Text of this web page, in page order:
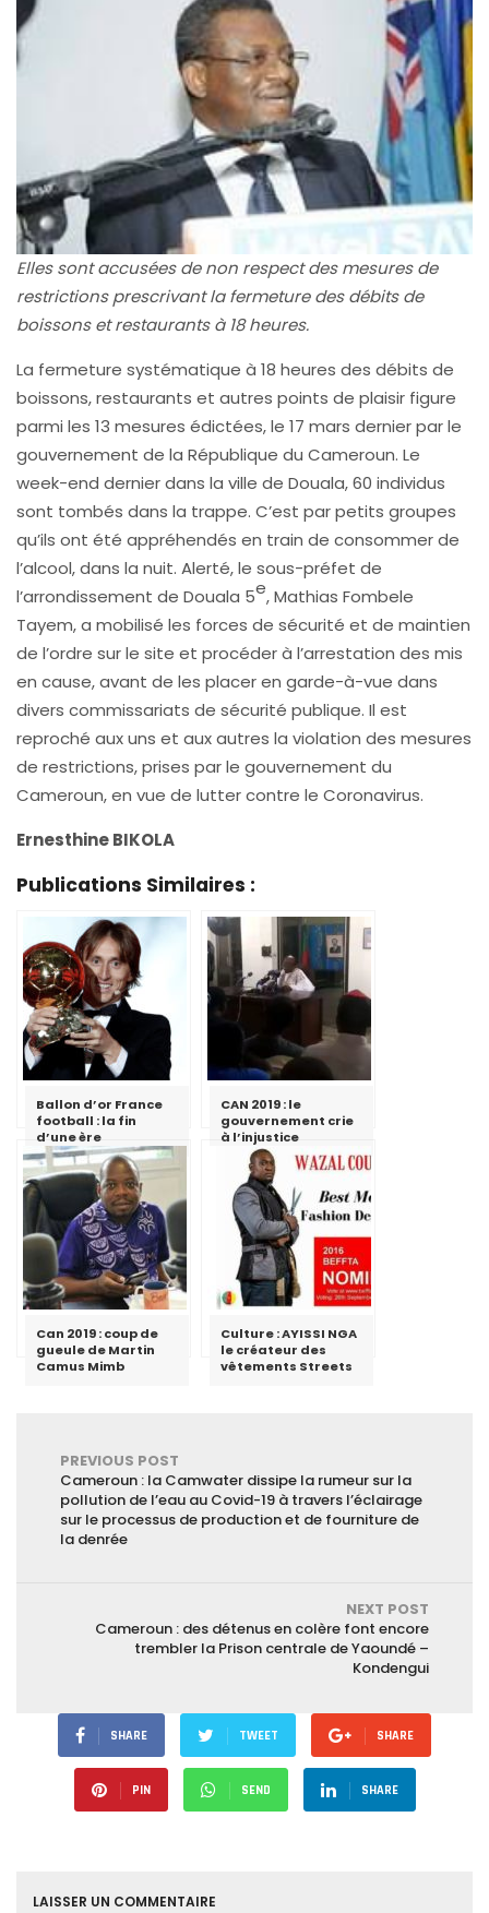
Elles sont accusées de non respect des mesures de
restrictions prescrivant la fermeture des débits de
boissons et restaurants à 18 heures.
La fermeture systématique à 18 heures des débits de
boissons, restaurants et autres points de plaisir figure
parmi les 13 mesures édictées, le 17 mars dernier par le
gouvernement de la République du Cameroun. Le
week-end dernier dans la ville de Douala, 60 individus
sont tombés dans la trappe. C’est par petits groupes
qu’ils ont été appréhendés en train de consommer de
l’alcool, dans la nuit. Alerté, le sous-préfet de
l’arrondissement de Douala 5e, Mathias Fombele
Tayem, a mobilisé les forces de sécurité et de maintien
de l’ordre sur le site et procéder à l’arrestation des mis
en cause, avant de les placer en garde-à-vue dans
divers commissariats de sécurité publique. Il est
reproché aux uns et aux autres la violation des mesures
de restrictions, prises par le gouvernement du
Cameroun, en vue de lutter contre le Coronavirus.
Ernesthine BIKOLA
Publications Similaires :
Ballon d’or France
football : la fin
d’une ère
CAN 2019 : le
gouvernement crie
à l’injustice
Can 2019 : coup de
gueule de Martin
Camus Mimb
Culture : AYISSI NGA
le créateur des
vêtements Streets
PREVIOUS POST
Cameroun : la Camwater dissipe la rumeur sur la
pollution de l’eau au Covid-19 à travers l’éclairage
sur le processus de production et de fourniture de
la denrée
NEXT POST
Cameroun : des détenus en colère font encore
trembler la Prison centrale de Yaoundé –
Kondengui
SHARE TWEET SHARE
PIN SEND SHARE
LAISSER UN COMMENTAIRE